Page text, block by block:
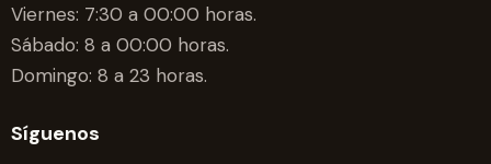
Viernes: 7:30 a 00:00 horas.
Sábado: 8 a 00:00 horas.
Domingo: 8 a 23 horas.
Síguenos